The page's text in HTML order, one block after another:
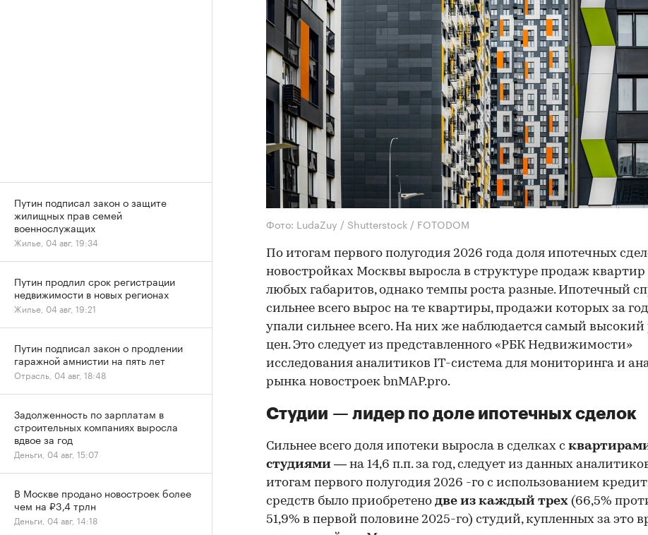
Фото: LudaZuy / Shutterstock / FOTODOM
По итогам первого полугодия 2026 года доля ипотечных
новостройках Москвы выросла в структуре продаж квартир
любых габаритов, однако темпы роста разные. Ипотечный
сильнее всего вырос на те квартиры, продажи которых за год
упали сильнее всего. На них же наблюдается самый высокий
цен. Это следует из представленного «РБК Недвижимости»
исследования аналитиков IT-система для мониторинга и
рынка новостроек bnMAP.pro.
Студии — лидер по доле ипотечных сделок
Сильнее всего доля ипотеки выросла в сделках с
студиями — на 14,6 п.п. за год, следует из данных
итогам первого полугодия 2026 -го с использованием
средств было приобретено две из каждый трех (66,5%
51,9% в первой половине 2025-го) студий, купленных за это
Путин подписал закон о защите
жилищных прав семей
военнослужащих
Жилье, 04 авг, 19:34
Путин продлил срок регистрации
недвижимости в новых регионах
Жилье, 04 авг, 19:21
Путин подписал закон о продлении
гаражной амнистии на пять лет
Отрасль, 04 авг, 18:48
Задолженность по зарплатам в
строительных компаниях выросла
вдвое за год
Деньги, 04 авг, 15:07
В Москве продано новостроек более
чем на ₽3,4 трлн
Деньги, 04 авг, 14:18